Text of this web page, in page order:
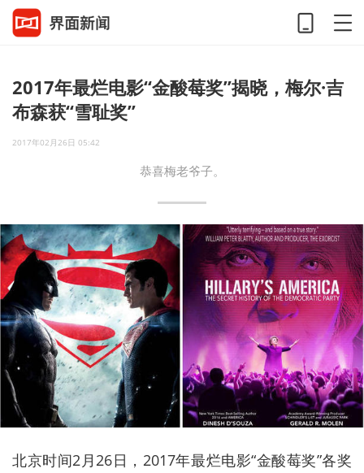
2017年最烂电影“金酸莓奖”揭晓，梅尔·吉
布森获“雪耻奖”
2017年02月26日 05:42
恭喜梅老爷子。
北京时间2月26日，2017年最烂电影“金酸莓奖”各奖